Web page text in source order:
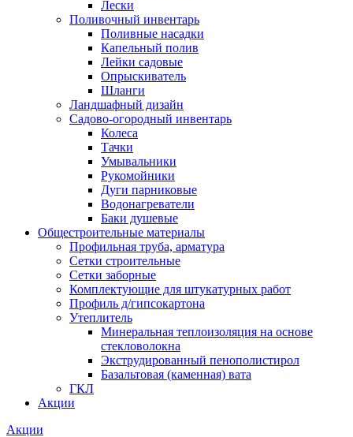
Лески
Поливочный инвентарь
Поливные насадки
Капельный полив
Лейки садовые
Опрыскиватель
Шланги
Ландшафный дизайн
Садово-огородный инвентарь
Колеса
Тачки
Умывальники
Рукомойники
Дуги парниковые
Водонагреватели
Баки душевые
Общестроительные материалы
Профильная труба, арматура
Сетки строительные
Сетки заборные
Комплектующие для штукатурных работ
Профиль д/гипсокартона
Утеплитель
Минеральная теплоизоляция на основе
стекловолокна
Экструдированный пенополистирол
Базальтовая (каменная) вата
ГКЛ
Акции
Акции